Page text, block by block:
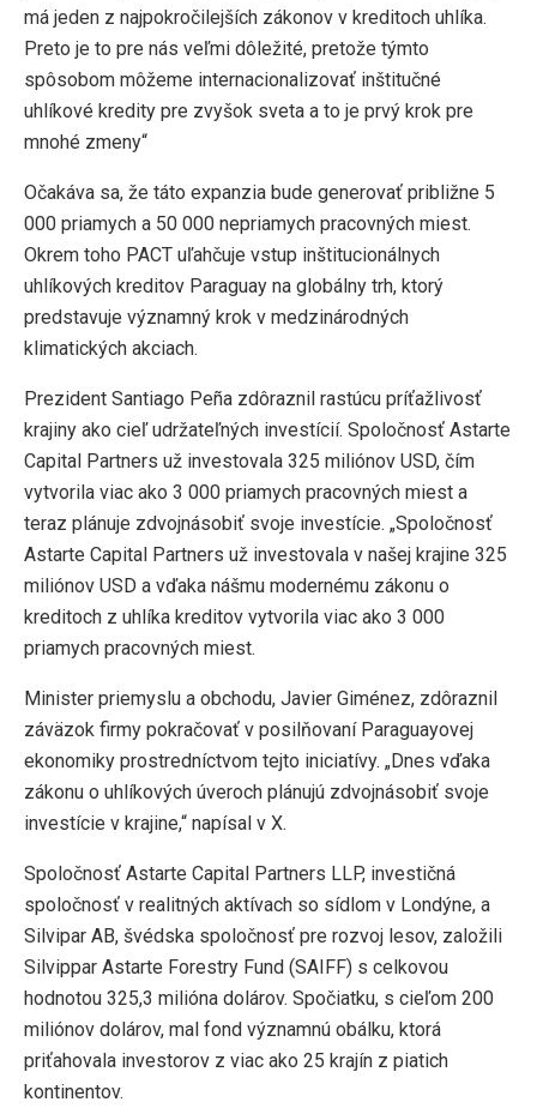
má jeden z najpokročilejších zákonov v kreditoch uhlíka.
Preto je to pre nás veľmi dôležité, pretože týmto
spôsobom môžeme internacionalizovať inštitučné
uhlíkové kredity pre zvyšok sveta a to je prvý krok pre
mnohé zmeny“
Očakáva sa, že táto expanzia bude generovať približne 5
000 priamych a 50 000 nepriamych pracovných miest.
Okrem toho PACT uľahčuje vstup inštitucionálnych
uhlíkových kreditov Paraguay na globálny trh, ktorý
predstavuje významný krok v medzinárodných
klimatických akciach.
Prezident Santiago Peña zdôraznil rastúcu príťažlivosť
krajiny ako cieľ udržateľných investícií. Spoločnosť Astarte
Capital Partners už investovala 325 miliónov USD, čím
vytvorila viac ako 3 000 priamych pracovných miest a
teraz plánuje zdvojnásobiť svoje investície. „Spoločnosť
Astarte Capital Partners už investovala v našej krajine 325
miliónov USD a vďaka nášmu modernému zákonu o
kreditoch z uhlíka kreditov vytvorila viac ako 3 000
priamych pracovných miest.
Minister priemyslu a obchodu, Javier Giménez, zdôraznil
záväzok firmy pokračovať v posilňovaní Paraguayovej
ekonomiky prostredníctvom tejto iniciatívy. „Dnes vďaka
zákonu o uhlíkových úveroch plánujú zdvojnásobiť svoje
investície v krajine,“ napísal v X.
Spoločnosť Astarte Capital Partners LLP, investičná
spoločnosť v realitných aktívach so sídlom v Londýne, a
Silvipar AB, švédska spoločnosť pre rozvoj lesov, založili
Silvippar Astarte Forestry Fund (SAIFF) s celkovou
hodnotou 325,3 milióna dolárov. Spočiatku, s cieľom 200
miliónov dolárov, mal fond významnú obálku, ktorá
priťahovala investorov z viac ako 25 krajín z piatich
kontinentov.